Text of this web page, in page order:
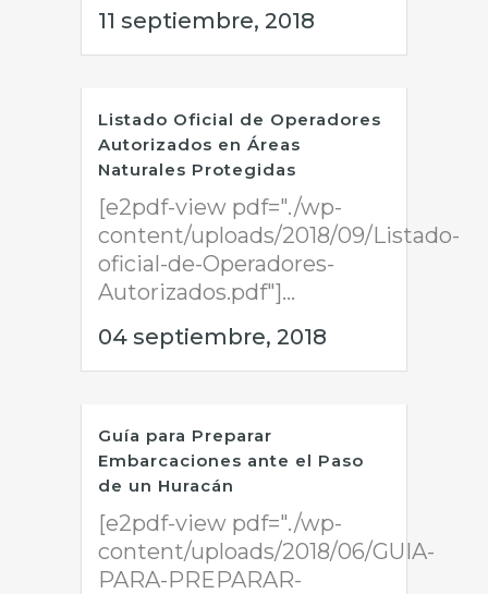
11 septiembre, 2018
Listado Oficial de Operadores
Autorizados en Áreas
Naturales Protegidas
[e2pdf-view pdf="./wp-
content/uploads/2018/09/Listado-
oficial-de-Operadores-
Autorizados.pdf"]...
04 septiembre, 2018
Guía para Preparar
Embarcaciones ante el Paso
de un Huracán
[e2pdf-view pdf="./wp-
content/uploads/2018/06/GUIA-
PARA-PREPARAR-